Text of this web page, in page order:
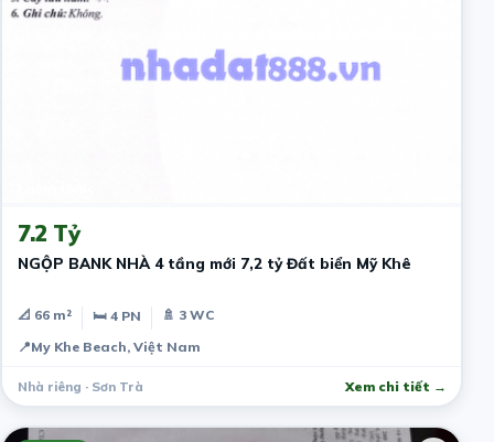
7.2 Tỷ
NGỘP BANK NHÀ 4 tầng mới 7,2 tỷ Đất biển Mỹ Khê
📐 66 m² 🛏 4 PN
🚿 3 WC
📍My Khe Beach, Việt Nam
Nhà riêng · Sơn Trà Xem chi tiết →